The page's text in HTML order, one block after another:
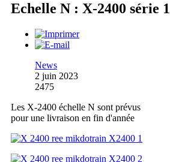
Echelle N : X-2400 série 1
News
2 juin 2023
2475
Les X-2400 échelle N sont prévus
pour une livraison en fin d'année